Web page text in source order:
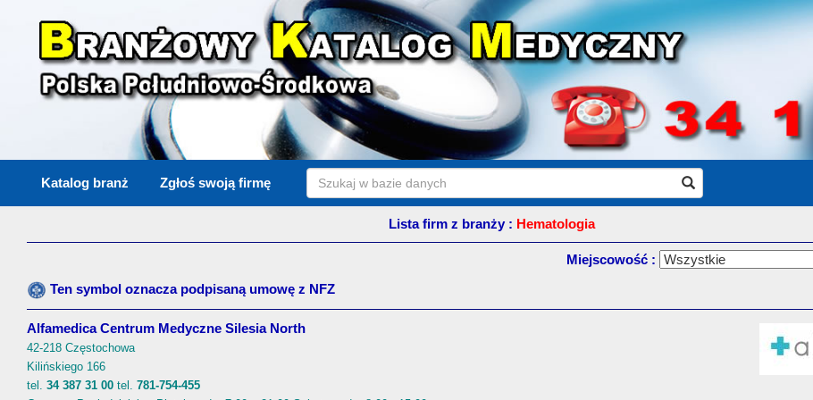
Katalog branż Zgłoś swoją firmę
Lista firm z branży : Hematologia
Miejscowość :
Ten symbol oznacza podpisaną umowę z NFZ
Alfamedica Centrum Medyczne Silesia North
42-218 Częstochowa
Kilińskiego 166
tel. 34 387 31 00 tel. 781-754-455